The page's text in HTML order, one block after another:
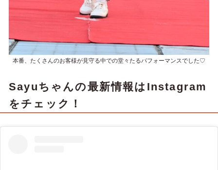
本番、たくさんのお客様が見守る中での堂々たるパフォーマンスでした♡
Sayuちゃんの最新情報はInstagram
をチェック！